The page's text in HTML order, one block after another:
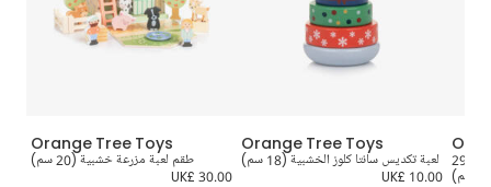
Orange Tree Toys
طقم لعبة مزرعة خشبية (20 سم)
UK£ 30.00
Orange Tree Toys
لعبة تكديس سانتا كلوز الخشبية (18 سم)
UK£ 10.00
لعبة متاهة مغناطيسية شكل أسد (29
سم)